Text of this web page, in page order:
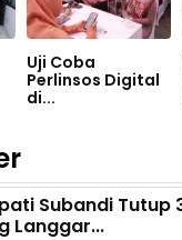
Uji Coba
Perlinsos Digital
di...
Subandi Tutup
Langgar...